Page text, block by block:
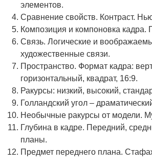
элементов.
Сравнение свойств. Контраст.
Композиция и компоновка кадра.
Связь. Логические и
художественные связи.
Пространство. Формат кадра:
горизонтальный, квадрат, 16:9.
Ракурсы: низкий, высокий,
Голландский угол –
Необычные ракурсы от модели.
Глубина в кадре. Передний,
планы.
Предмет переднего плана.